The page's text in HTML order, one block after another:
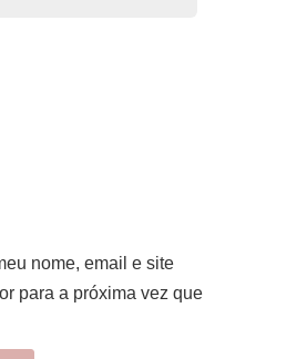
nome, email e site
para a próxima vez que